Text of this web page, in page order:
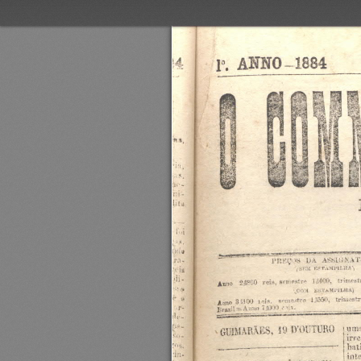
rasgos-ba asi-sta
(suass'r'aatrumn
Lona 215900 rm's, orniratrr 1;.400, :rim-
¡cofa Hartmann/q
¡mn 3i100 min. armodro lãõõll, trimasho
Bruil=Anuo 75009 z' tis.
W
\ GUIMARÃES,19 D'OUTURO